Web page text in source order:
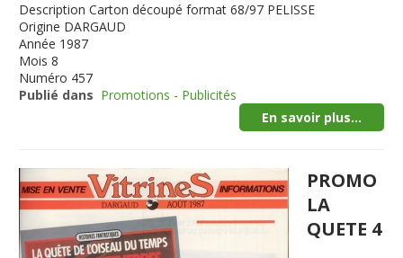
Description Carton découpé format 68/97 PELISSE
Origine DARGAUD
Année 1987
Mois 8
Numéro 457
Publié dans Promotions - Publicités
En savoir plus...
PROMO
LA
QUETE 4